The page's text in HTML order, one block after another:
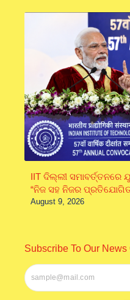
IIT ଦିଲ୍ଲୀ
“ନିଜ ସହ ନିଜର
August 9, 2026
Subscribe To Our News